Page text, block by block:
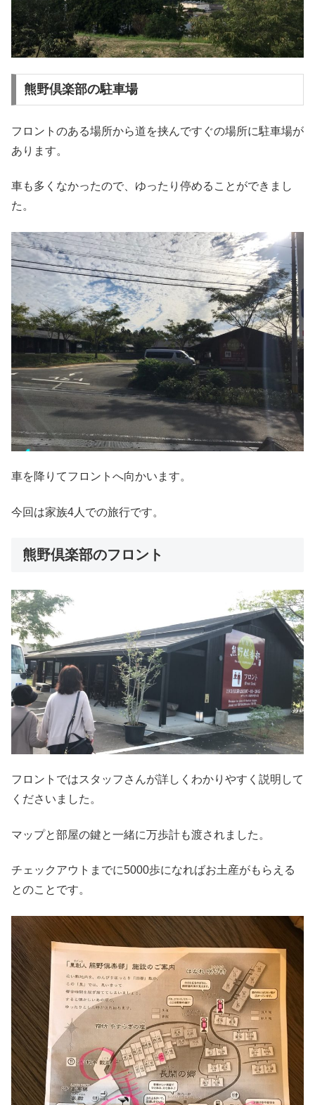
熊野倶楽部の駐車場
フロントのある場所から道を挟んですぐの場所に駐車場が
あります。
車も多くなかったので、ゆったり停めることができまし
た。
車を降りてフロントへ向かいます。
今回は家族4人での旅行です。
熊野倶楽部のフロント
フロントではスタッフさんが詳しくわかりやすく説明して
くださいました。
マップと部屋の鍵と一緒に万歩計も渡されました。
チェックアウトまでに5000歩になればお土産がもらえる
とのことです。